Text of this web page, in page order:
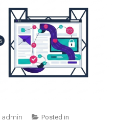
admin
Posted in